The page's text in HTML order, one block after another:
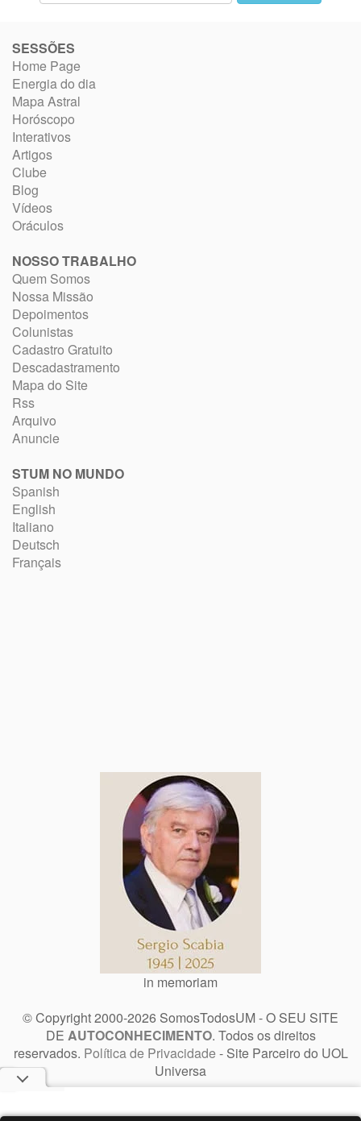
SESSÕES
Home Page
Energia do dia
Mapa Astral
Horóscopo
Interativos
Artigos
Clube
Blog
Vídeos
Oráculos
NOSSO TRABALHO
Quem Somos
Nossa Missão
Depoimentos
Colunistas
Cadastro Gratuito
Descadastramento
Mapa do Site
Rss
Arquivo
Anuncie
STUM NO MUNDO
Spanish
English
Italiano
Deutsch
Français
in memoriam
© Copyright 2000-2026 SomosTodosUM - O SEU SITE
DE AUTOCONHECIMENTO. Todos os direitos
reservados. Política de Privacidade - Site Parceiro do UOL
Universa